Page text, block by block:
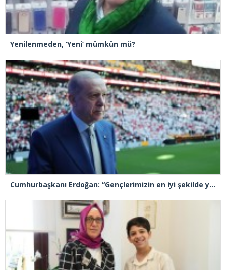
Yenilenmeden, ‘Yeni’ mümkün mü?
Cumhurbaşkanı Erdoğan: “Gençlerimizin en iyi şekilde yetişmeniz için tüm gücümüzle çalışıyoruz”